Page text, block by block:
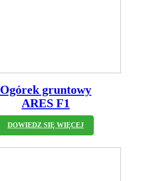
Ogórek gruntowy
ARES F1
DOWIEDZ SIĘ WIĘCEJ